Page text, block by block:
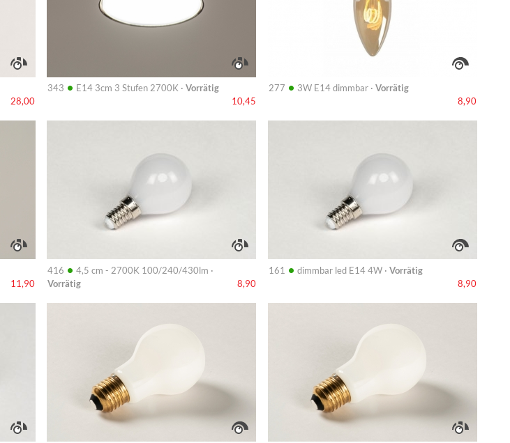
28,00
343 • E14 3cm 3 Stufen 2700K · Vorrätig
10,45
277 • 3W E14 dimmbar · Vorrätig
8,90
11,90
416 • 4,5 cm - 2700K 100/240/430lm ·
Vorrätig
8,90
Info
161 • dimmbar led E14 4W · Vorrätig
8,90
Info
Info Info